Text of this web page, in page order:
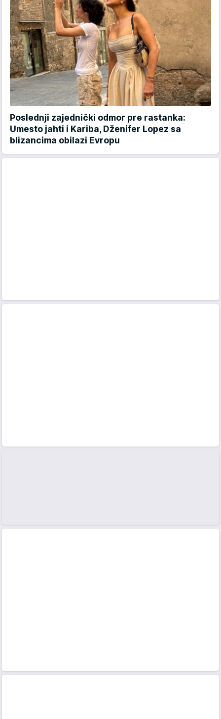
Poslednji zajednički odmor pre rastanka:
Umesto jahti i Kariba, Dženifer Lopez sa
blizancima obilazi Evropu